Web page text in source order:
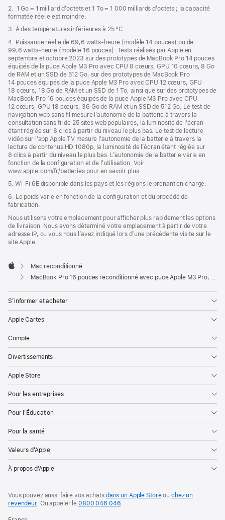
2. 1 Go = 1 milliard d’octets et 1 To = 1 000 milliards d’octets ; la capacité
formatée réelle est moindre.
3. À des températures inférieures à 25 °C
4. Puissance réelle de 69,6 watts-heure (modèle 14 pouces) ou de
99,6 watts-heure (modèle 16 pouces). Tests réalisés par Apple en
septembre et octobre 2023 sur des prototypes de MacBook Pro 14 pouces
équipés de la puce Apple M3 Pro avec CPU 8 cœurs, GPU 10 cœurs, 8 Go
de RAM et un SSD de 512 Go, sur des prototypes de MacBook Pro
14 pouces équipés de la puce Apple M3 Pro avec CPU 12 cœurs, GPU
18 cœurs, 18 Go de RAM et un SSD de 1 To, ainsi que sur des prototypes de
MacBook Pro 16 pouces équipés de la puce Apple M3 Pro avec CPU
12 cœurs, GPU 18 cœurs, 36 Go de RAM et un SSD de 512 Go. Le test de
navigation web sans fil mesure l’autonomie de la batterie à travers la
consultation sans fil de 25 sites web populaires, la luminosité de l’écran
étant réglée sur 8 clics à partir du niveau le plus bas. Le test de lecture
vidéo sur l’app Apple TV mesure l’autonomie de la batterie à travers la
lecture de contenus HD 1080p, la luminosité de l’écran étant réglée sur
8 clics à partir du niveau le plus bas. L’autonomie de la batterie varie en
fonction de la configuration et de l’utilisation. Voir
www.apple.com/fr/batteries pour en savoir plus.
5. Wi-Fi 6E disponible dans les pays et les régions le prenant en charge.
6. Le poids varie en fonction de la configuration et du procédé de
fabrication.
Nous utilisons votre emplacement pour afficher plus rapidement les options
de livraison. Nous avons déterminé votre emplacement à partir de votre
adresse IP, ou vous nous l’avez indiqué lors d’une précédente visite sur le
site Apple.
Apple
Mac reconditionné
MacBook Pro 16 pouces reconditionné avec puce Apple M3 Pro, CPU 12 cœurs et GPU 18 cœurs - Argent
S’informer et acheter
Apple Cartes
Compte
Divertissements
Apple Store
Pour les entreprises
Pour l’Éducation
Pour la santé
Valeurs d’Apple
À propos d’Apple
Vous pouvez aussi faire vos achats dans un Apple Storeouchez un
revendeur. Ouappeler le0800 046 046.